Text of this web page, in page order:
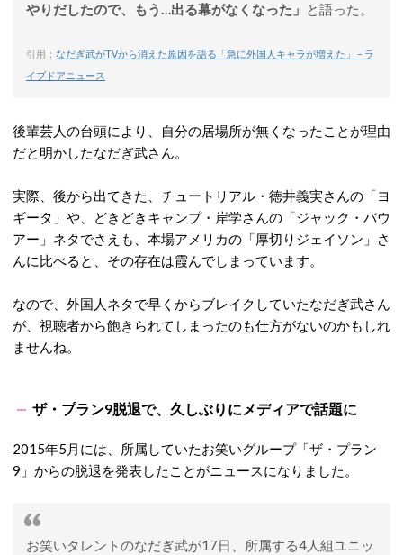
やりだしたので、もう…出る幕がなくなった」 と語った。
引用： なだぎ武がTVから消えた原因を語る「急に外国人キャラが増えた」 – ラ
イブドアニュース
後輩芸人の台頭により、自分の居場所が無くなったことが理由
だと明かしたなだぎ武さん。
実際、後から出てきた、チュートリアル・徳井義実さんの「ヨ
ギータ」や、どきどきキャンプ・岸学さんの「ジャック・バウ
アー」ネタでさえも、本場アメリカの「厚切りジェイソン」さ
んに比べると、その存在は霞んでしまっています。
なので、外国人ネタで早くからブレイクしていたなだぎ武さん
が、視聴者から飽きられてしまったのも仕方がないのかもしれ
ませんね。
ザ・プラン9脱退で、久しぶりにメディアで話題に
2015年5月には、所属していたお笑いグループ「ザ・プラン
9」からの脱退を発表したことがニュースになりました。
お笑いタレントのなだぎ武が17日、所属する4人組ユニッ